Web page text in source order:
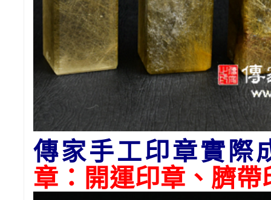
傳家手工印章實際
章：開運印章、臍帶